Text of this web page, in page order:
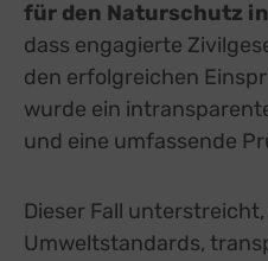
für den Naturschutz
dass engagierte
den erfolgreichen
wurde ein
und eine umfassende
Dieser Fall
Umweltstandards,